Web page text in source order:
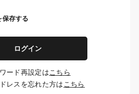
保存する
ログイン
ード再設定はこちら
レスを忘れた方は こちら